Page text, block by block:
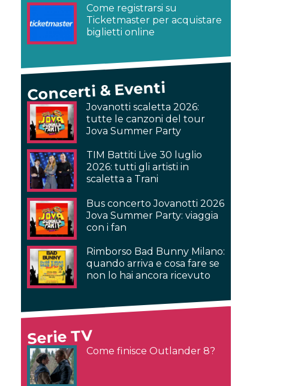
Come registrarsi su
Ticketmaster per acquistare
biglietti online
Concerti & Eventi
Jovanotti scaletta 2026:
tutte le canzoni del tour
Jova Summer Party
TIM Battiti Live 30 luglio
2026: tutti gli artisti in
scaletta a Trani
Bus concerto Jovanotti 2026
Jova Summer Party: viaggia
con i fan
Rimborso Bad Bunny Milano:
quando arriva e cosa fare se
non lo hai ancora ricevuto
Serie TV
Come finisce Outlander 8?